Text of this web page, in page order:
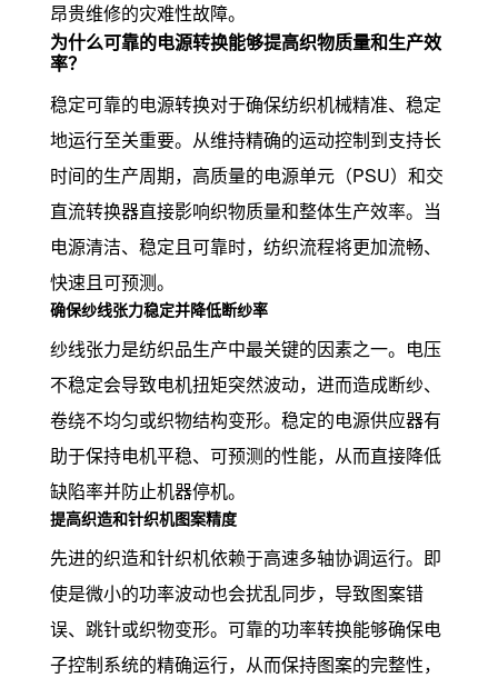
昂贵维修的灾难性故障。
为什么可靠的电源转换能够提高织物质量和生产效
率？
稳定可靠的电源转换对于确保纺织机械精准、稳定
地运行至关重要。从维持精确的运动控制到支持长
时间的生产周期，高质量的电源单元（PSU）和交
直流转换器直接影响织物质量和整体生产效率。当
电源清洁、稳定且可靠时，纺织流程将更加流畅、
快速且可预测。
确保纱线张力稳定并降低断纱率
纱线张力是纺织品生产中最关键的因素之一。电压
不稳定会导致电机扭矩突然波动，进而造成断纱、
卷绕不均匀或织物结构变形。稳定的电源供应器有
助于保持电机平稳、可预测的性能，从而直接降低
缺陷率并防止机器停机。
提高织造和针织机图案精度
先进的织造和针织机依赖于高速多轴协调运行。即
使是微小的功率波动也会扰乱同步，导致图案错
误、跳针或织物变形。可靠的功率转换能够确保电
子控制系统的精确运行，从而保持图案的完整性，